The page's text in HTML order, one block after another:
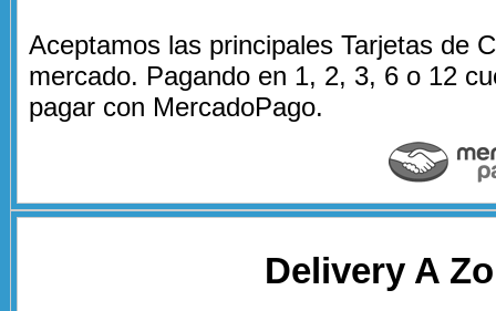
Aceptamos las principales Tarjetas de
mercado. Pagando en 1, 2, 3, 6 o 12
pagar con MercadoPago.
Delivery A